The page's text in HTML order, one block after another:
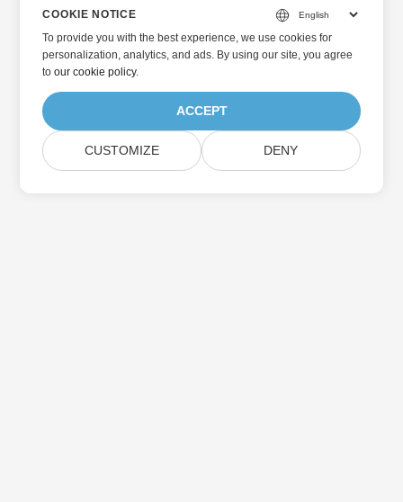
COOKIE NOTICE
To provide you with the best experience, we use cookies for
personalization, analytics, and ads. By using our site, you agree
toour cookie policy.
ACCEPT
CUSTOMIZE DENY